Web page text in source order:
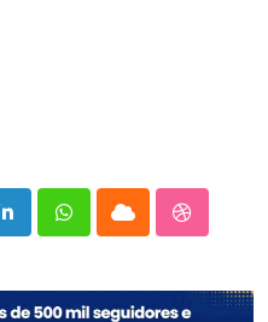
LinkedInWhatsappCloud